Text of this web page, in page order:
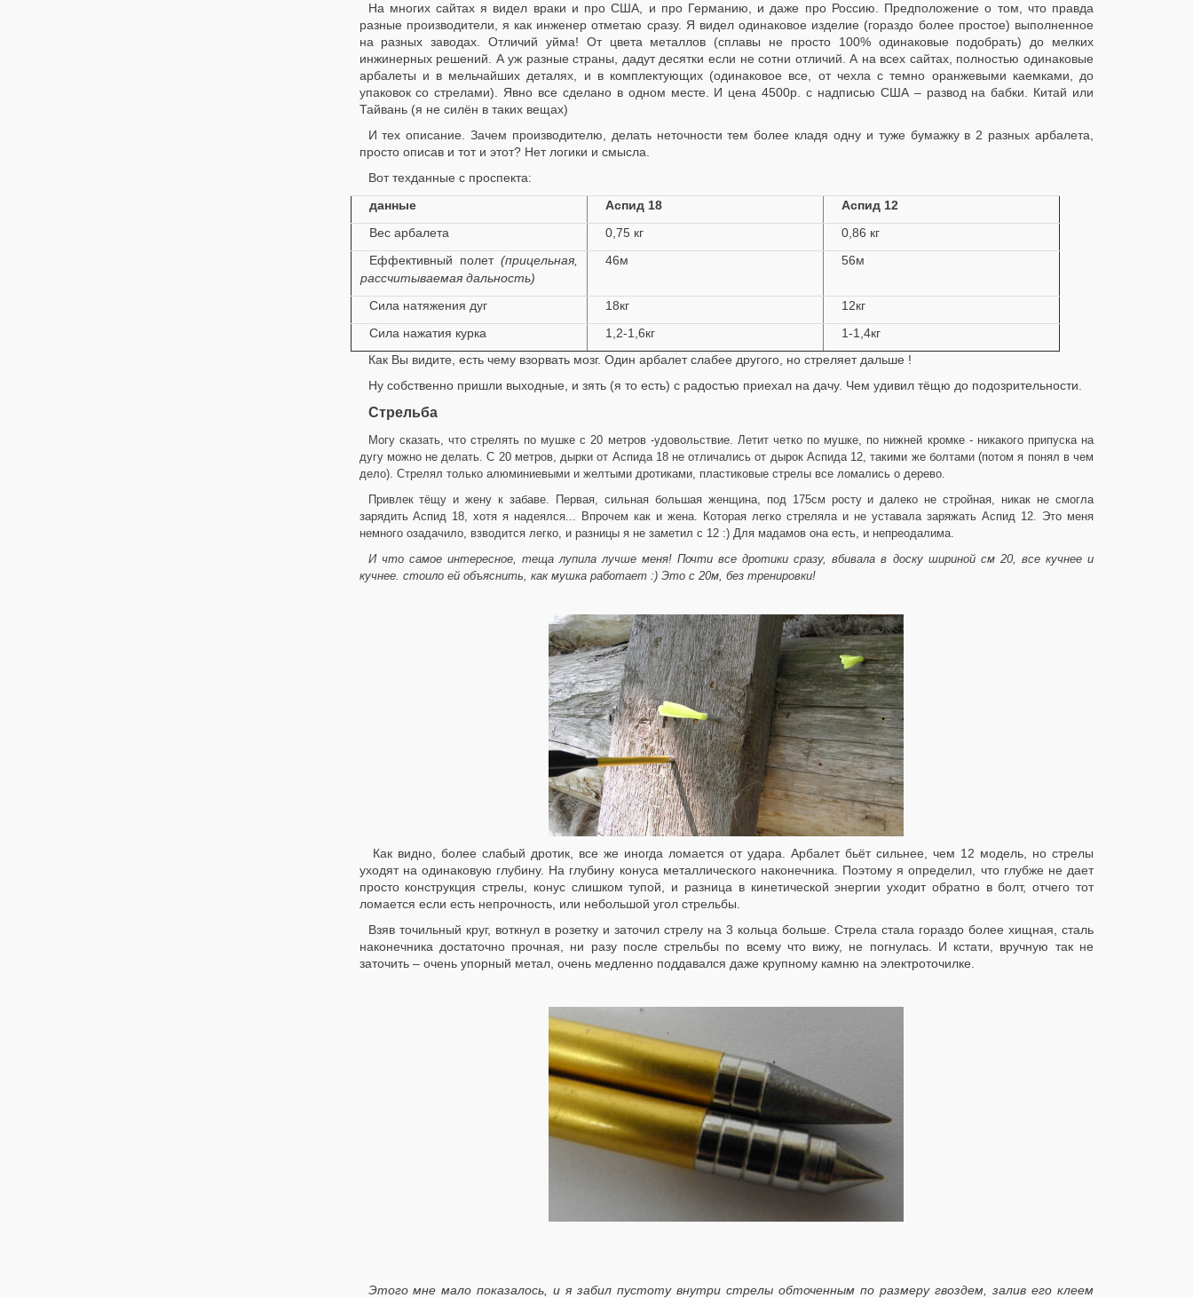
На многих сайтах я видел враки и про США, и про Германию, и даже про Россию. Предположение о том, что правда
разные производители, я как инженер отметаю сразу. Я видел одинаковое изделие (гораздо более простое) выполненное
на разных заводах. Отличий уйма! От цвета металлов (сплавы не просто 100% одинаковые подобрать) до мелких
инжинерных решений. А уж разные страны, дадут десятки если не сотни отличий. А на всех сайтах, полностью одинаковые
арбалеты и в мельчайших деталях, и в комплектующих (одинаковое все, от чехла с темно оранжевыми каемками, до
упаковок со стрелами). Явно все сделано в одном месте. И цена 4500р. с надписью США – развод на бабки. Китай или
Тайвань (я не силён в таких вещах)
И тех описание. Зачем производителю, делать неточности тем более кладя одну и туже бумажку в 2 разных арбалета,
просто описав и тот и этот? Нет логики и смысла.
Вот техданные с проспекта:
данные
Аспид 18
Аспид 12
Вес арбалета
0,75 кг
0,86 кг
Еффективный полет(прицельная,
рассчитываемая дальность)
46м 56м
Сила натяжения дуг 18кг
12кг
Сила нажатия курка
1,2-1,6кг
1-1,4кг
Как Вы видите, есть чему взорвать мозг. Один арбалет слабее другого, но стреляет дальше !
Ну собственно пришли выходные, и зять (я то есть) с радостью приехал на дачу. Чем удивил тёщю до подозрительности.
Стрельба
Могу сказать, что стрелять по мушке с 20 метров -удовольствие. Летит четко по мушке, по нижней кромке - никакого припуска на
дугу можно не делать. С 20 метров, дырки от Аспида 18 не отличались от дырок Аспида 12, такими же болтами (потом я понял в чем
дело). Стрелял только алюминиевыми и желтыми дротиками, пластиковые стрелы все ломались о дерево.
Привлек тёщу и жену к забаве. Первая, сильная большая женщина, под 175см росту и далеко не стройная, никак не смогла
зарядить Аспид 18, хотя я надеялся... Впрочем как и жена. Которая легко стреляла и не уставала заряжать Аспид 12. Это меня
немного озадачило, взводится легко, и разницы я не заметил с 12 :) Для мадамов она есть, и непреодалима.
И что самое интересное, теща лупила лучше меня! Почти все дротики сразу, вбивала в доску шириной см 20, все кучнее и
кучнее. стоило ей объяснить, как мушка работает :) Это с 20м, без тренировки!
Как видно, более слабый дротик, все же иногда ломается от удара. Арбалет бьёт сильнее, чем 12 модель, но стрелы
уходят на одинаковую глубину. На глубину конуса металлического наконечника. Поэтому я определил, что глубже не дает
просто конструкция стрелы, конус слишком тупой, и разница в кинетической энергии уходит обратно в болт, отчего тот
ломается если есть непрочность, или небольшой угол стрельбы.
Взяв точильный круг, воткнул в розетку и заточил стрелу на 3 кольца больше. Стрела стала гораздо более хищная, сталь
наконечника достаточно прочная, ни разу после стрельбы по всему что вижу, не погнулась. И кстати, вручную так не
заточить – очень упорный метал, очень медленно поддавался даже крупному камню на электроточилке.
Этого мне мало показалось, и я забил пустоту внутри стрелы обточенным по размеру гвоздем, залив его клеем